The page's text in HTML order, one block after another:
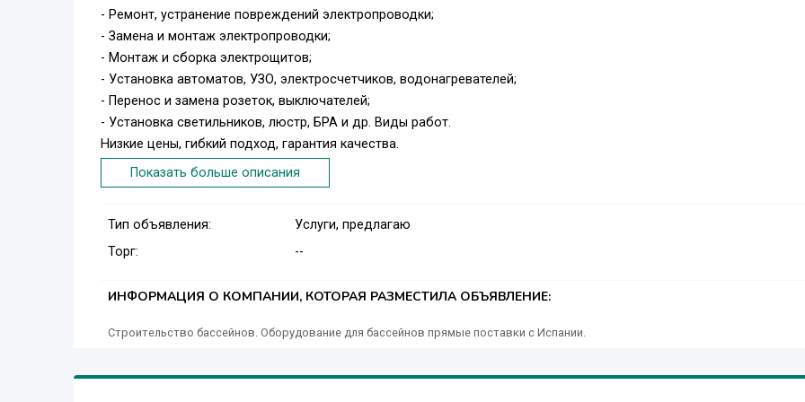
- Ремонт, устранение повреждений электропроводки;
- Замена и монтаж электропроводки;
- Монтаж и сборка электрощитов;
- Установка автоматов, УЗО, электросчетчиков, водонагревателей;
- Перенос и замена розеток, выключателей;
- Установка светильников, люстр, БРА и др. Виды работ.
Низкие цены, гибкий подход, гарантия качества.
Показать больше описания
Тип объявления:
Услуги, предлагаю
Торг:
--
ИНФОРМАЦИЯ О КОМПАНИИ, КОТОРАЯ РАЗМЕСТИЛА ОБЪЯВЛЕНИЕ:
Строительство бассейнов. Оборудование для бассейнов прямые поставки с Испании.